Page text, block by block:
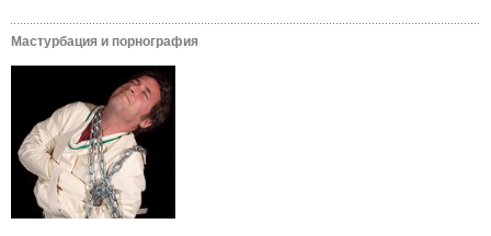
Мастурбация и порнография